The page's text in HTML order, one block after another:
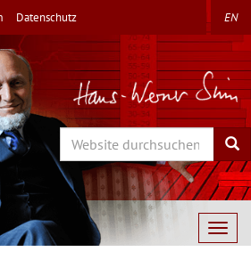
Datenschutz EN
Search